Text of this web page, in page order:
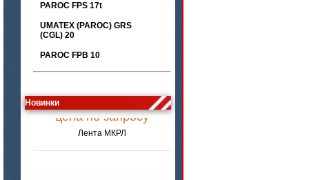
PAROC FPS 17t
UMATEX (PAROC) GRS
(CGL) 20
PAROC FPB 10
Новинки
цена по запросу
Лента МКРЛ